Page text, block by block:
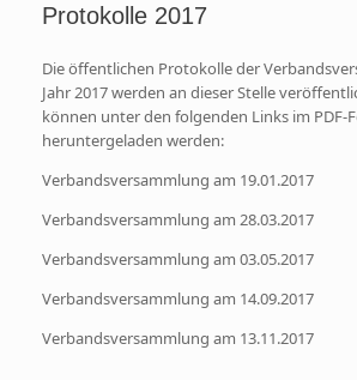
Protokolle 2017
Die öffentlichen Protokolle der
Jahr 2017 werden an dieser Stelle
können unter den folgenden Links im PDF-
heruntergeladen werden:
Verbandsversammlung am 19.01.2017
Verbandsversammlung am 28.03.2017
Verbandsversammlung am 03.05.2017
Verbandsversammlung am 14.09.2017
Verbandsversammlung am 13.11.2017